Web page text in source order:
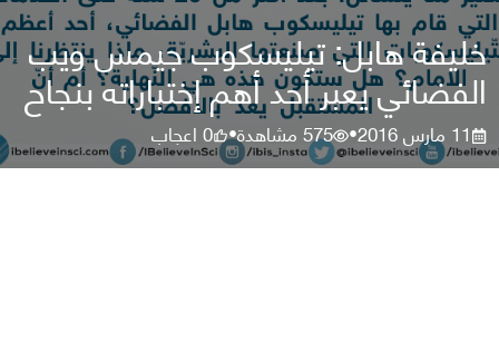
خليفة هابل: تيليسكوب جيمس ويب
الفضائي يعبر أحد أهم إختباراته بنجاح
11 مارس 2016 •
575مشاهدة•
0اعجاب